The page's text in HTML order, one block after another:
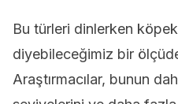
Bu türleri dinlerken
diyebileceğimiz bir
Araştırmacılar, bunun